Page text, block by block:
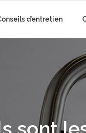
d’entretien
sont